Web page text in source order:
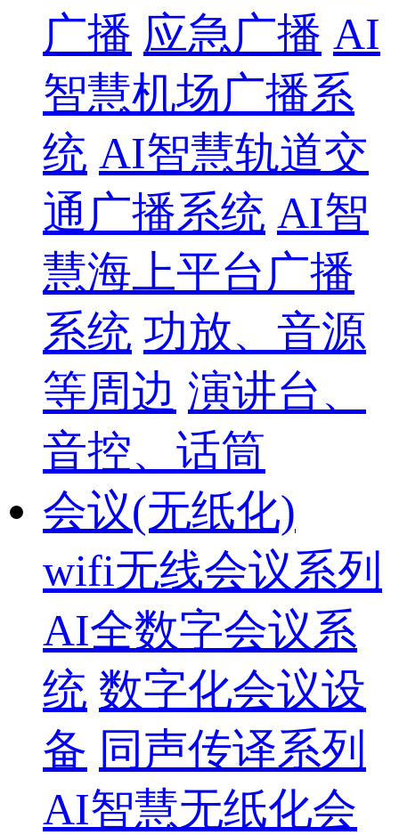
广播 应急广播 AI
智慧机场广播系
统 AI智慧轨道交
通广播系统 AI智
慧海上平台广播
系统 功放、音源
等周边 演讲台、
音控、话筒
会议(无纸化)
wifi无线会议系列
AI全数字会议系
统 数字化会议设
备 同声传译系列
AI智慧无纸化会